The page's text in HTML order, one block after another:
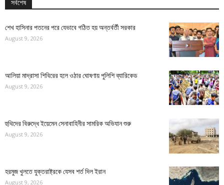
সর্বশেষ
শেখ হাসিনার পতনের পরে যেভাবে গঠিত হয় অন্তর্বর্তী সরকার
August 9, 2026
আলিয়া মাদ্রাসা শিবিরের হলে ওঠার ঘোষণায় পুলিশি ব্যারিকেড
August 9, 2026
হুথিদের বিরুদ্ধে ইয়েমেন সেনাবাহিনীর সামরিক অভিযান শুরু
August 9, 2026
হরমুজ খুলতে যুক্তরাষ্ট্রকে যেসব শর্ত দিল ইরান
August 9, 2026